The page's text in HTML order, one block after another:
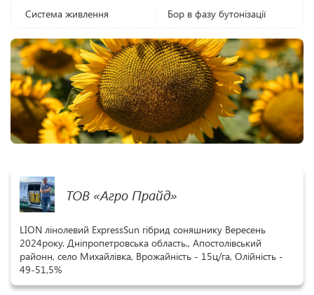
Система живлення Бор в фазу бутонізації
ТОВ «Агро Прайд»
LION лінолевий ExpressSun гібрид соняшнику Вересень
2024року. Дніпропетровська область., Апостолівський
районн, село Михайлівка, Врожайність - 15ц/га, Олійність -
49-51,5%